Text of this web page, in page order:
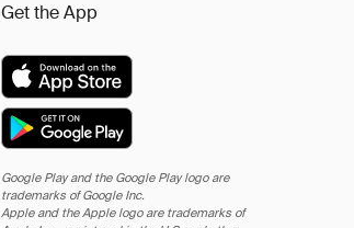
Get the App
Google Play and the Google Play logo are
trademarks of Google Inc.
Apple and the Apple logo are trademarks of